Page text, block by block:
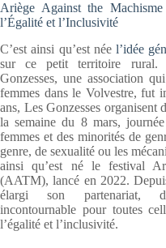
Ariège Against the
l’Égalité et l’Inclusivité
C’est ainsi qu’est néel’idée
sur ce petit territoire rural.
Gonzesses, une association
femmes dans le Volvestre, fut
ans, Les Gonzesses organisent
la semaine du 8 mars,
femmes et des minorités de
genre, de sexualité ou les
ainsi qu’est né le festival
(AATM), lancé en 2022.
élargi son partenariat,
incontournable pour toutes
l’égalité et l’inclusivité.